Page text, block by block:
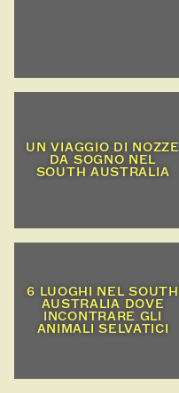
UN VIAGGIO DI NOZZE
DA SOGNO NEL
SOUTH AUSTRALIA
6 LUOGHI NEL SOUTH
AUSTRALIA DOVE
INCONTRARE GLI
ANIMALI SELVATICI